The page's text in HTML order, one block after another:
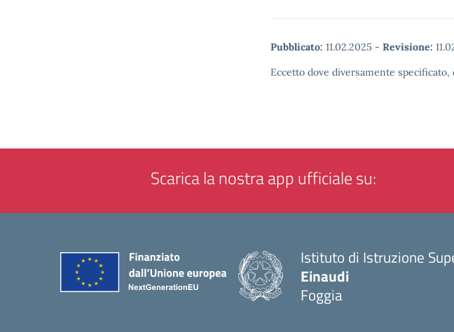
Pubblicato: 11.02.2025 - Revisione:
Eccetto dove diversamente
Scarica la nostra app ufficiale su:
Istituto di Istruzione
Einaudi
Foggia